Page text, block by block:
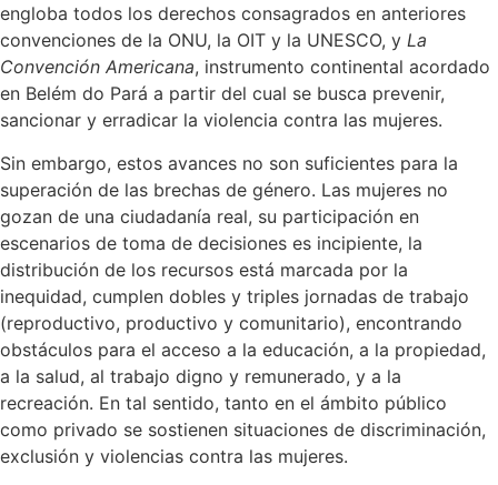
engloba todos los derechos consagrados en anteriores
convenciones de la ONU, la OIT y la UNESCO, y La
Convención Americana, instrumento continental acordado
en Belém do Pará a partir del cual se busca prevenir,
sancionar y erradicar la violencia contra las mujeres.
Sin embargo, estos avances no son suficientes para la
superación de las brechas de género. Las mujeres no
gozan de una ciudadanía real, su participación en
escenarios de toma de decisiones es incipiente, la
distribución de los recursos está marcada por la
inequidad, cumplen dobles y triples jornadas de trabajo
(reproductivo, productivo y comunitario), encontrando
obstáculos para el acceso a la educación, a la propiedad,
a la salud, al trabajo digno y remunerado, y a la
recreación. En tal sentido, tanto en el ámbito público
como privado se sostienen situaciones de discriminación,
exclusión y violencias contra las mujeres.